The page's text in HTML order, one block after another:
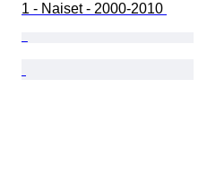
1 - Naiset - 2000-2010